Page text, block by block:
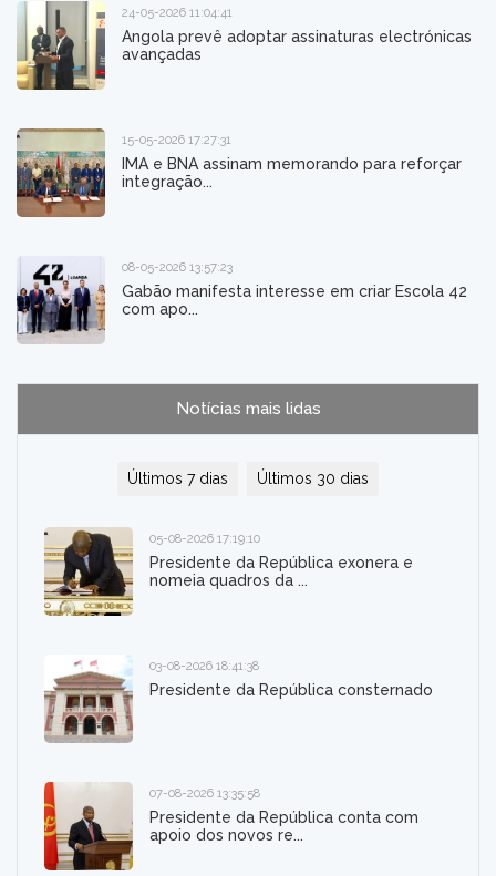
24-05-2026 11:04:41
Angola prevê adoptar assinaturas electrónicas
avançadas
15-05-2026 17:27:31
IMA e BNA assinam memorando para reforçar
integração...
08-05-2026 13:57:23
Gabão manifesta interesse em criar Escola 42
com apo...
Notícias mais lidas
Últimos 7 dias Últimos 30 dias
05-08-2026 17:19:10
Presidente da República exonera e
nomeia quadros da ...
03-08-2026 18:41:38
Presidente da República consternado
07-08-2026 13:35:58
Presidente da República conta com
apoio dos novos re...